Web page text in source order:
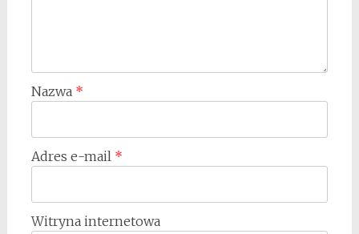
Nazwa *
Adres e-mail *
Witryna internetowa